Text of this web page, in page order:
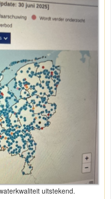
uitstekend.